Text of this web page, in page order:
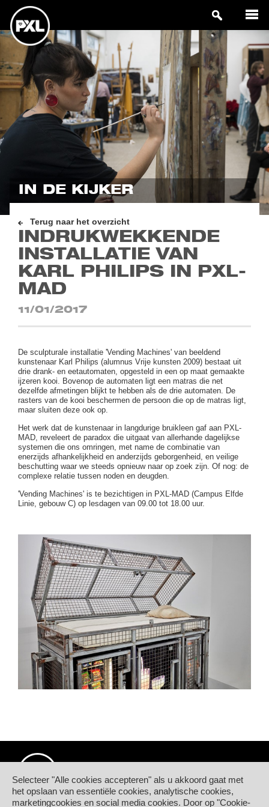
Selecteer "Alle cookies accepteren" als u akkoord gaat met
het opslaan van essentiële cookies, analytische cookies,
marketingcookies en social media cookies. Door op "Cookie-
IN DE KIJKER
Terug naar het overzicht
INDRUKWEKKENDE
INSTALLATIE VAN
KARL PHILIPS IN PXL-
MAD
11/01/2017
De sculpturale installatie 'Vending Machines' van beeldend
kunstenaar Karl Philips (alumnus Vrije kunsten 2009) bestaat uit
drie drank- en eetautomaten, opgesteld in een op maat gemaakte
ijzeren kooi. Bovenop de automaten ligt een matras die net
dezelfde afmetingen blijkt te hebben als de drie automaten. De
rasters van de kooi beschermen de persoon die op de matras ligt,
maar sluiten deze ook op.
Het werk dat de kunstenaar in langdurige bruikleen gaf aan PXL-
MAD, reveleert de paradox die uitgaat van allerhande dagelijkse
systemen die ons omringen, met name de combinatie van
enerzijds afhankelijkheid en anderzijds geborgenheid, en veilige
beschutting waar we steeds opnieuw naar op zoek zijn. Of nog: de
complexe relatie tussen noden en deugden.
'Vending Machines' is te bezichtigen in PXL-MAD (Campus Elfde
Linie, gebouw C) op lesdagen van 09.00 tot 18.00 uur.
© Hogeschool PXL